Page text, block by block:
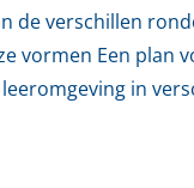
de verschillen
vormen Een plan
in